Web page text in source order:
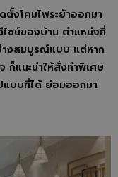
ตั้งโคมไฟระย้าออกมา
ซน์ของบ้าน ตำแหน่งที่
างสมบูรณ์แบบ แต่หาก
ก็แนะนำให้สั่งทำพิเศษ
แบบที่ได้ ย่อมออกมา